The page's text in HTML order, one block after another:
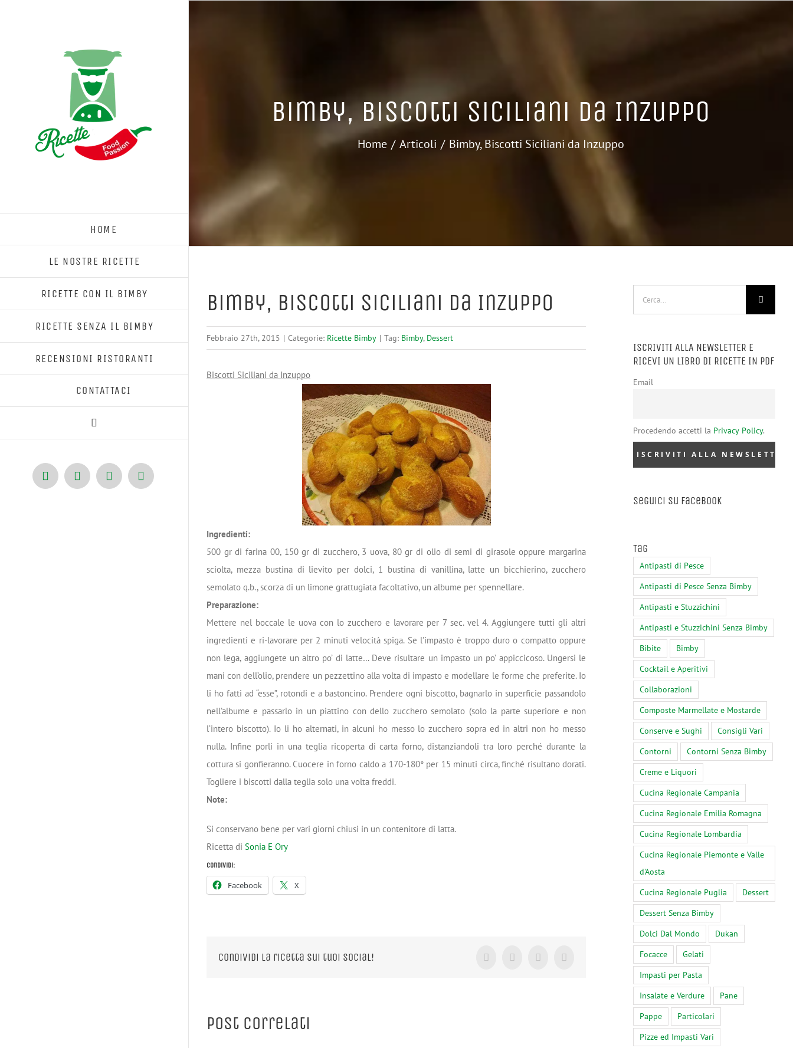
HOME
LE NOSTRE RICETTE
RICETTE CON IL BIMBY
RICETTE SENZA IL BIMBY
RECENSIONI RISTORANTI
CONTATTACI
Facebook
X PinterestInstagram
Bimby, Biscotti Siciliani da Inzuppo
Home Articoli Bimby, Biscotti Siciliani da Inzuppo
Bimby, Biscotti Siciliani da Inzuppo
Febbraio 27th, 2015 | Categorie: Ricette Bimby | Tag: Bimby, Dessert
Biscotti Siciliani da Inzuppo
Ingredienti:
500 gr di farina 00, 150 gr di zucchero, 3 uova, 80 gr di olio di semi di girasole oppure margarina
sciolta, mezza bustina di lievito per dolci, 1 bustina di vanillina, latte un bicchierino, zucchero
semolato q.b., scorza di un limone grattugiata facoltativo, un albume per spennellare.
Preparazione:
Mettere nel boccale le uova con lo zucchero e lavorare per 7 sec. vel 4. Aggiungere tutti gli altri
ingredienti e ri-lavorare per 2 minuti velocità spiga. Se l’impasto è troppo duro o compatto oppure
non lega, aggiungete un altro po’ di latte… Deve risultare un impasto un po’ appiccicoso. Ungersi le
mani con dell’olio, prendere un pezzettino alla volta di impasto e modellare le forme che preferite. Io
li ho fatti ad “esse”, rotondi e a bastoncino. Prendere ogni biscotto, bagnarlo in superficie passandolo
nell’albume e passarlo in un piattino con dello zucchero semolato (solo la parte superiore e non
l’intero biscotto). Io li ho alternati, in alcuni ho messo lo zucchero sopra ed in altri non ho messo
nulla. Infine porli in una teglia ricoperta di carta forno, distanziandoli tra loro perché durante la
cottura si gonfieranno. Cuocere in forno caldo a 170-180° per 15 minuti circa, finché risultano dorati.
Togliere i biscotti dalla teglia solo una volta freddi.
Note:
Si conservano bene per vari giorni chiusi in un contenitore di latta.
Ricetta di Sonia E Ory
Condividi:
Facebook X
Condividi la ricetta sui tuoi Social! Facebook
X TumblrPinterest
Post correlati
ISCRIVITI ALLA NEWSLETTER E
RICEVI UN LIBRO DI RICETTE IN PDF
Email
Procedendo accetti la Privacy Policy.
Seguici su Facebook
Tag
Antipasti di Pesce
Antipasti di Pesce Senza Bimby
Antipasti e Stuzzichini
Antipasti e Stuzzichini Senza Bimby
Bibite
Bimby
Cocktail e Aperitivi
Collaborazioni
Composte Marmellate e Mostarde
Conserve e Sughi
Consigli Vari
Contorni
Contorni Senza Bimby
Creme e Liquori
Cucina Regionale Campania
Cucina Regionale Emilia Romagna
Cucina Regionale Lombardia
Cucina Regionale Piemonte e Valle
d'Aosta
Cucina Regionale Puglia
Dessert
Dessert Senza Bimby
Dolci Dal Mondo
Dukan
Focacce
Gelati
Impasti per Pasta
Insalate e Verdure
Pane
Pappe
Particolari
Pizze ed Impasti Vari